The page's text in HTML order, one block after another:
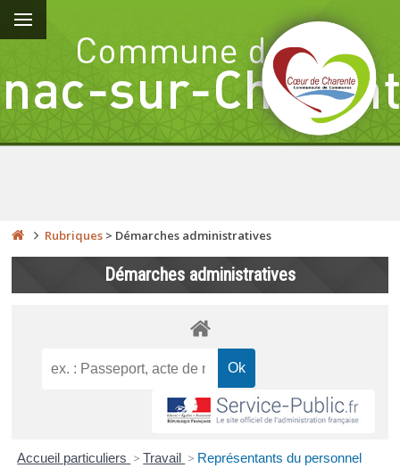
Rubriques > Démarches administratives
Démarches administratives
Accueil particuliers > Travail > Représentants du personnel